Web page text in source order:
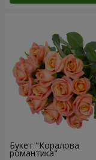
Букет "Коралова
романтика"